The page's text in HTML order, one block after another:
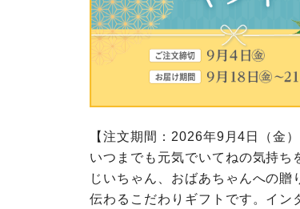
【注文期間：2026年9月4日（金
いつまでも元気でいてねの気持ち
じいちゃん、おばあちゃんへの贈
伝わるこだわりギフトです。イン
このサイトは7つの生
める利用約款をご確認
よどがわ市民生
このサイトは7つの生
ては、コープ事業連合
ます。
コープ事業連合、なら
コープしが
よどがわ市民生
このサイトは7つの生
生協となります。
各生協の「特定商取引
コープしが
よどがわ市民生